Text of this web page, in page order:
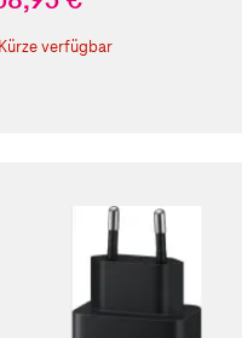
verfügbar